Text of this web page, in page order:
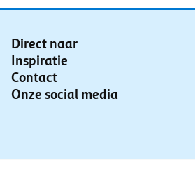
Direct naar
Inspiratie
Contact
Onze social media